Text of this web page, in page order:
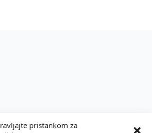
pristankom za